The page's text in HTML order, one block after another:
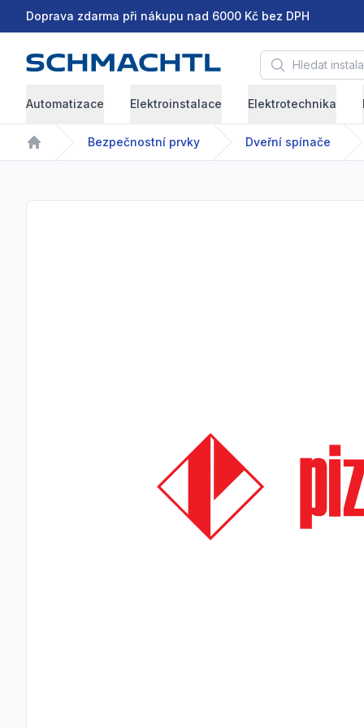
Doprava zdarma při nákupu nad 6000 Kč bez DPH
Hledat
Automatizace Elektroinstalace Elektrotechnika
Home
Bezpečnostní prvky Dveřní spínače